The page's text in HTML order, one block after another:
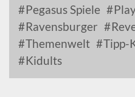
Pegasus Spiele
Ravensburger
Themenwelt
Tipp-
Kidults